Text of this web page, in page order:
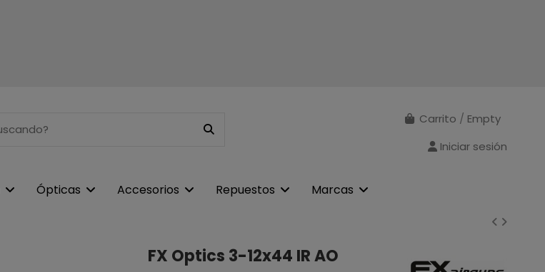
Carrito / Empty
Iniciar sesión
Ópticas Accesorios Repuestos Marcas
FX Optics 3-12x44 IR AO